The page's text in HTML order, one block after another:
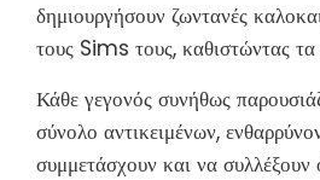
δημιουργήσουν ζωντανές
τους Sims τους, καθιστώντας
Κάθε γεγονός συνήθως
σύνολο αντικειμένων,
συμμετάσχουν και να